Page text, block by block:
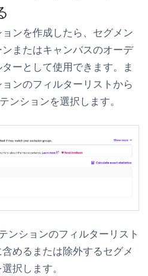
ンを作成したら、セグメン
またはキャンバスのオーデ
ーとして使用できます。ま
ンのフィルターリストから
ンションを選択します。
ンションのフィルターリスト
めるまたは除外するセグメ
択します。